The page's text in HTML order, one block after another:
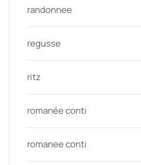
randonnee
regusse
ritz
romanée conti
romanee conti